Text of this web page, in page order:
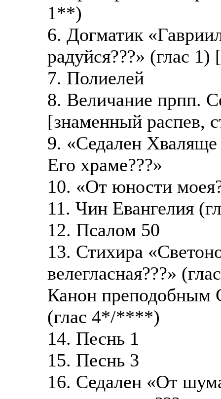
1**)
6. Догматик
радуйся???» (глас
7. Полиелей
8. Величание прпп.
[знаменный распев,
9. «Седален
Его храме???»
10. «От юности
11. Чин Евангелия
12. Псалом 50
13. Стихира
велегласная???»
Канон преподобным
(глас 4*/****)
14. Песнь 1
15. Песнь 3
16. Седален «От